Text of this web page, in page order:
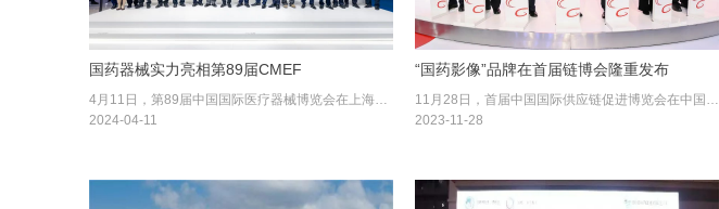
国药器械实力亮相第89届CMEF
4月11日，第89届中国国际医疗器械博览会在上海国家会展中心开幕。国药器械以“数字引领发展 创新驱动未来”为主题，携自主工业产品、数字化供应链、一体化营销、医疗创新服务等展区实力亮相，并重磅发布国药多采展鹏计划、国药新光4K除雾内窥镜系统等多项服务方案与创新成果，展现国药器械数字化布局和创新能力，以开放合作共创行业美好未来。
2024-04-11
“国药影像”品牌在首届链博会隆重发布
11月28日，首届中国国际供应链促进博览会在中国国际展览中心（顺义馆）开幕，首届链博会以“链接世界 共创未来”为主题，旨在打造一个重点行业上中下游融通、大中小企业链接、 产学研用协同、中外企业互动的开放型国际合作平台，积极维护全球产业链供应链稳定。在国药集团与GE医疗融合展区，举办了国药集团和GE医疗联合展台启动暨国药影像品牌发布仪式，国药器械和GE医疗合作打造的国有控股高端医疗影像设备研发制造品牌“国药影像 SINO IMAGING”隆重发布。
2023-11-28